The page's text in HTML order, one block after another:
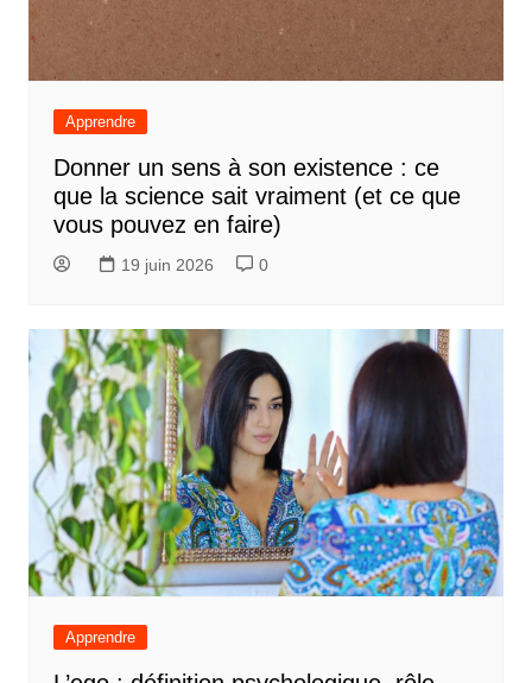
Apprendre
Donner un sens à son existence : ce
que la science sait vraiment (et ce que
vous pouvez en faire)
19 juin 2026 0
Apprendre